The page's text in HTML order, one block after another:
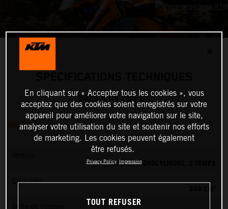
2026 KTM 250 SX
MOTEUR
MOTEUR MONOCYLINDRE, 2 TEMPS
Cylindrée
En cliquant sur « Accepter tous les cookies », vous
acceptez que des cookies soient enregistrés sur votre
appareil pour améliorer votre navigation sur le site,
analyser votre utilisation du site et soutenir nos efforts
de marketing. Les cookies peuvent également
être refusés.
Privacy Policy Impression
TOUT REFUSER